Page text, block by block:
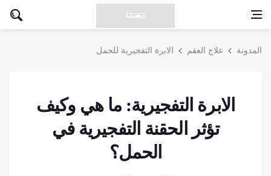
المدونة علاج العقم الابرة التفجيرية للحمل
الابرة التفجيرية: ما هي وكيف
تؤثر الحقنة التفجيرية في
الحمل؟